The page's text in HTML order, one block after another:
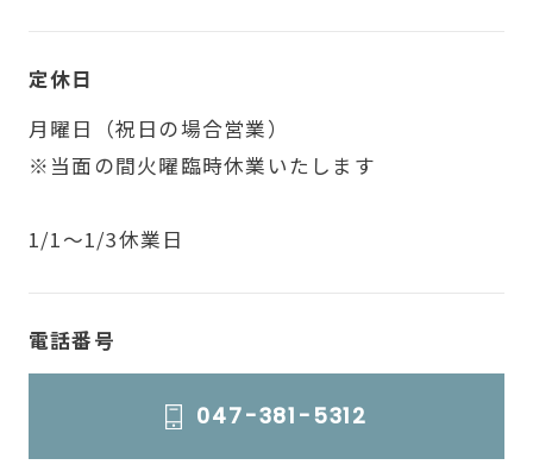
定休日
月曜日（祝日の場合営業）
※当面の間火曜臨時休業いたします
1/1～1/3休業日
電話番号
047-381-5312